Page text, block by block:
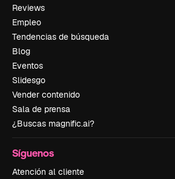
Reviews
Empleo
Tendencias de búsqueda
Blog
Eventos
Slidesgo
Vender contenido
Sala de prensa
¿Buscas magnific.ai?
Síguenos
Atención al cliente